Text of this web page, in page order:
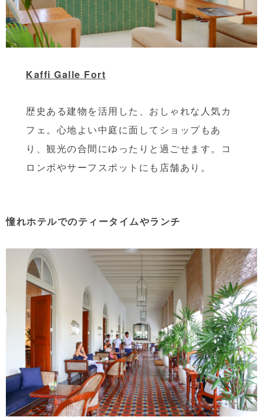
Kaffi Galle Fort
歴史ある建物を活用した、おしゃれな人気カ
フェ。心地よい中庭に面してショップもあ
り、観光の合間にゆったりと過ごせます。コ
ロンボやサーフスポットにも店舗あり。
憧れホテルでのティータイムやランチ